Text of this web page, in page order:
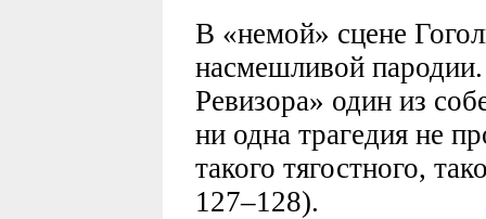
В «немой» сцене
насмешливой
Ревизора» один из
ни одна трагедия не
такого тягостного,
127–128).